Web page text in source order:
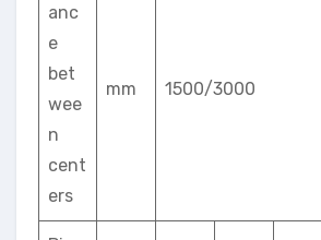
anc
e
bet
wee
n
cent
ers
mm 1500/3000